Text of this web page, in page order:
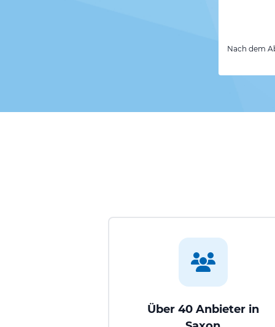
Nach dem
Über 40 Anbieter in